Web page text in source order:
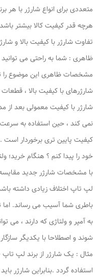
متعددی برای انواع شارژر با هر
هرچه قدر کیفیت کالا بیشتر
تفاوت شارژر با کیفیت بالا و
ظاهری : شما به راحتی می
مشخصات ظاهری این موضوع را
شارژرهای با کیفیت بالا ،
شارژر با کیفیت معمولی بعد از
نمی کند ، حین استفاده به
کیفیت پایین تری برخوردار
خود را پیدا کنم ؟ هنگام خرید؛
با مشخصات شارژر جدید مقایسه
لپ تاپ اختلاف زیادی داشته
باطری شما آسیب می رساند. اما
به آمپر و ولتاژی که دارند ، می
شوند و اصطلاحا با یکدیگر
استفاده گردد .بنابراین شارژر